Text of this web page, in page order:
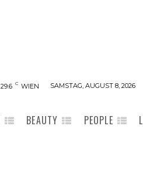
29.6 C WIEN SAMSTAG, AUGUST 8, 2026
BEAUTY PEOPLE